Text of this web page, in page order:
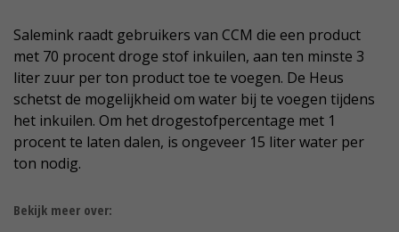
Salemink raadt gebruikers van CCM die een product
met 70 procent droge stof inkuilen, aan ten minste 3
liter zuur per ton product toe te voegen. De Heus
schetst de mogelijkheid om water bij te voegen tijdens
het inkuilen. Om het drogestofpercentage met 1
procent te laten dalen, is ongeveer 15 liter water per
ton nodig.
Bekijk meer over: